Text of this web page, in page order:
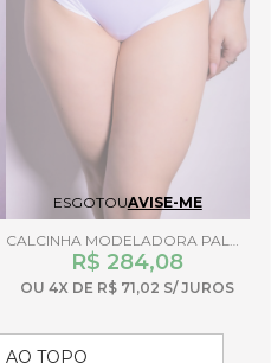
ESGOTOUAVISE-ME
CALCINHA MODELADORA PALOMA BRANCO
R$ 284,08
4X R$ 71,02
AO TOPO